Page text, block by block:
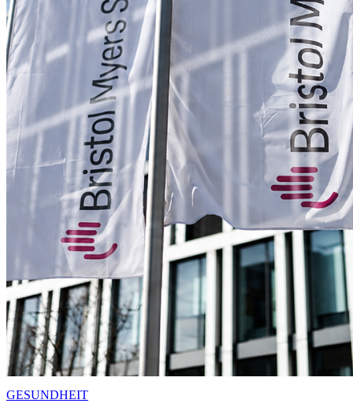
GESUNDHEIT